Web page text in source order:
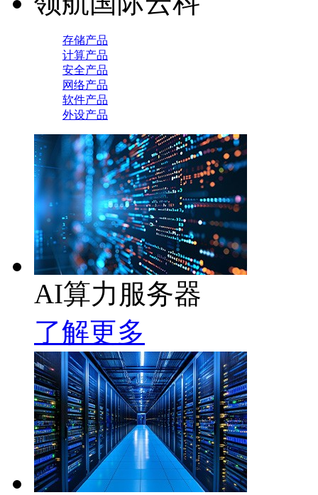
存储产品
计算产品
安全产品
网络产品
软件产品
外设产品
AI算力服务器
了解更多